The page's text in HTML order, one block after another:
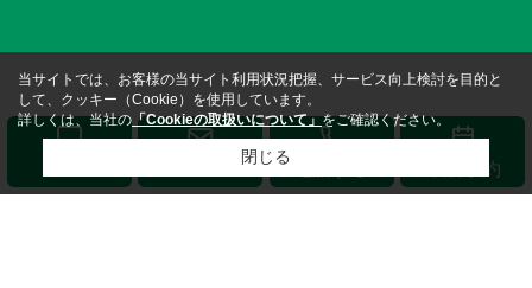
来店予約
当サイトでは、お客様の当サイト利用状況把握、サービス向上検討を目的と
して、クッキー（Cookie）を使用しています。
詳しくは、当社の 「Cookieの取扱いについて」をご確認ください。
閉じる